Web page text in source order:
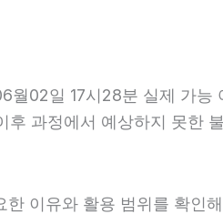
02일 17시28분 실제 가능
과정에서 예상하지 못한
이유와 활용 범위를 확인